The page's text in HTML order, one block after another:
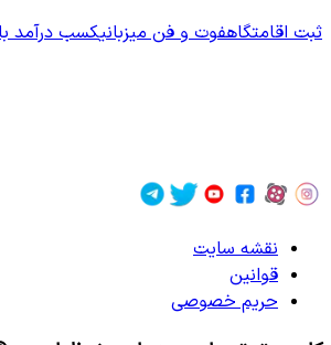
ثبت اقامتگاهفوت و فن میزبانیکسب درآمد
نقشه سایت
قوانین
حریم خصوصی